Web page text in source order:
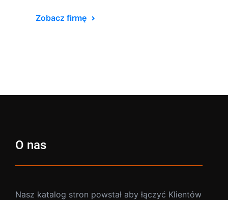
Zobacz firmę
O nas
Nasz katalog stron powstał aby łączyć Klientów